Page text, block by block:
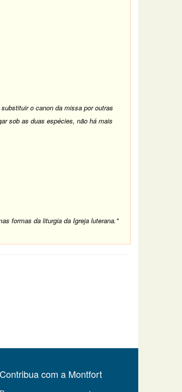
o canon da missa por outras
sob as duas espécies, não há mais
formas da liturgia da Igreja luterana."
Contribua com a Montfort